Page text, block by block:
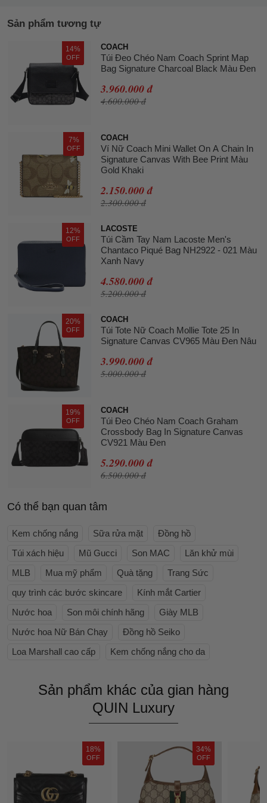
Sản phẩm tương tự
14%
OFF
COACH
Túi Đeo Chéo Nam Coach Sprint Map
Bag Signature Charcoal Black Màu Đen
3.960.000 đ
4.600.000 đ
7%
OFF
COACH
Ví Nữ Coach Mini Wallet On A Chain In
Signature Canvas With Bee Print Màu
Gold Khaki
2.150.000 đ
2.300.000 đ
12%
OFF
LACOSTE
Túi Cầm Tay Nam Lacoste Men's
Chantaco Piqué Bag NH2922 - 021 Màu
Xanh Navy
4.580.000 đ
5.200.000 đ
20%
OFF
COACH
Túi Tote Nữ Coach Mollie Tote 25 In
Signature Canvas CV965 Màu Đen Nâu
3.990.000 đ
5.000.000 đ
19%
OFF
COACH
Túi Đeo Chéo Nam Coach Graham
Crossbody Bag In Signature Canvas
CV921 Màu Đen
5.290.000 đ
6.500.000 đ
Có thể bạn quan tâm
Kem chống nắng Sữa rửa mặt
Đồng hồ
Túi xách hiệu
Mũ Gucci Son MAC
Lăn khử mùi
MLB
Mua mỹ phẩm Quà tặng
Trang Sức
quy trình các bước skincare
Kính mắt Cartier
Nước hoa
Son môi chính hãng
Giày MLB
Nước hoa Nữ Bán Chạy
Đồng hồ Seiko
Loa Marshall cao cấp
Kem chống nắng cho da
Sản phẩm khác của gian hàng
QUIN Luxury
18%
OFF
34%
OFF